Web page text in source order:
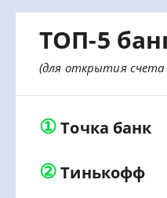
ТОП-5
(для открытия
①Точка банк
②Тинькофф